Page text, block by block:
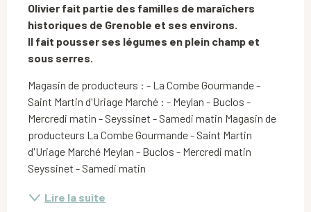
Olivier fait partie des familles de maraîchers
historiques de Grenoble et ses environs.
Il fait pousser ses légumes en plein champ et
sous serres.
Magasin de producteurs : - La Combe Gourmande -
Saint Martin d'Uriage Marché : - Meylan - Buclos -
Mercredi matin - Seyssinet - Samedi matin Magasin de
producteurs La Combe Gourmande - Saint Martin
d'Uriage Marché Meylan - Buclos - Mercredi matin
Seyssinet - Samedi matin
Lire la suite